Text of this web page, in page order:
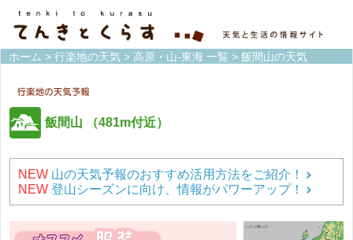
ホーム > 行楽地の天気 > 高原・山-東海 一覧 > 飯間山の天気
飯間山 （481m付近）
NEW 山の天気予報のおすすめ活用方法をご紹介！
NEW 登山シーズンに向け、情報がパワーアップ！